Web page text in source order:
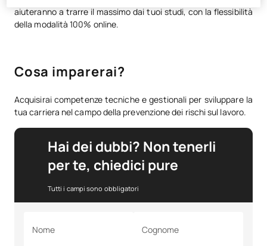
aiuteranno a trarre il massimo dai tuoi studi, con la flessibilità
della modalità 100% online.
Cosa imparerai?
Acquisirai competenze tecniche e gestionali per sviluppare la
tua carriera nel campo della prevenzione dei rischi sul lavoro.
Hai dei dubbi? Non tenerli
per te, chiedici pure
Tutti i campi sono obbligatori
Nome Cognome